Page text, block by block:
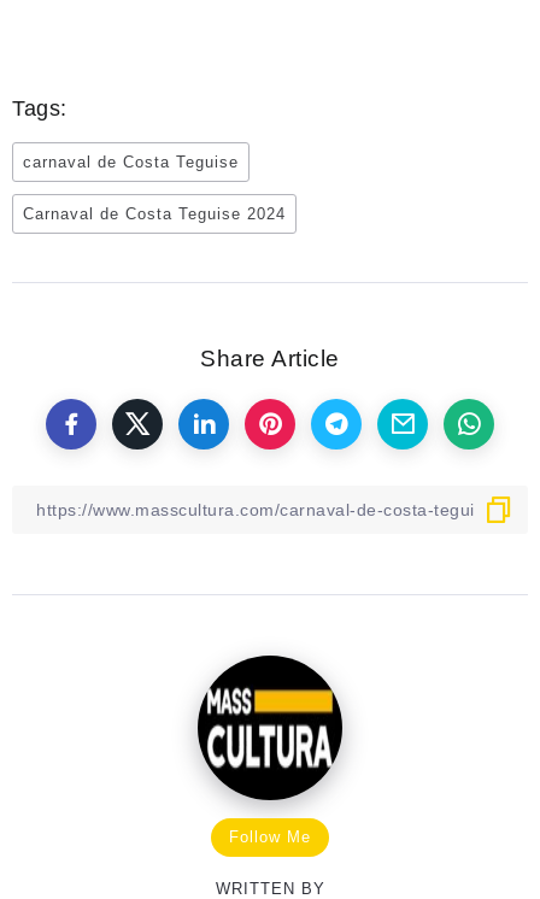
Tags:
carnaval de Costa Teguise
Carnaval de Costa Teguise 2024
Share Article
Follow Me
WRITTEN BY